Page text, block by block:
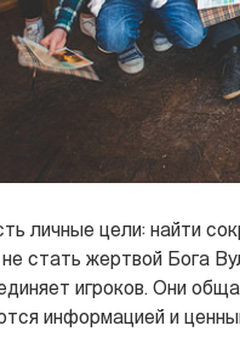
личные цели: найти
стать жертвой Бога
игроков. Они
информацией и